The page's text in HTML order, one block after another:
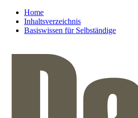
Home
Inhaltsverzeichnis
Basiswissen für Selbständige